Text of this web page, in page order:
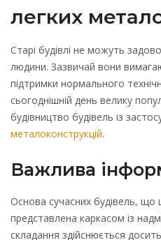
легких
Старі будівлі не можуть
людини. Зазвичай вони
підтримки нормального
сьогоднішній день велику
будівництво будівель із
металоконструкцій.
Важлива
Основа сучасних будівель,
представлена ​​каркасом із
складання здійснюється